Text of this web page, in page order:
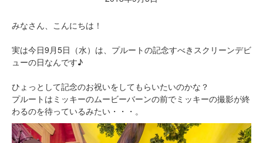
みなさん、こんにちは！
実は今日9月5日（水）は、プルートの記念すべきスクリーンデビ
ューの日なんです♪
ひょっとして記念のお祝いをしてもらいたいのかな？
プルートはミッキーのムービーバーンの前でミッキーの撮影が終
わるのを待っているみたい・・・。